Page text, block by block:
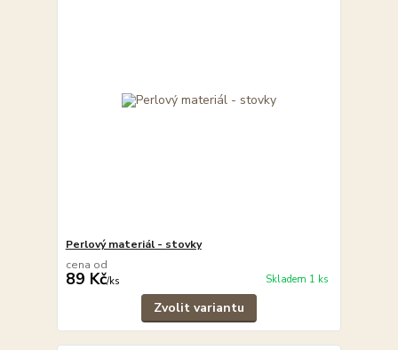
Perlový materiál - stovky
cena od
89 Kč/ks Skladem 1 ks
Zvolit variantu